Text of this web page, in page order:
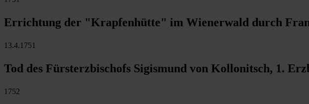
Errichtung der "Krapfenhütte" im Wienerwald durch
13.4.1751
Tod des Fürsterzbischofs Sigismund von Kollonitsch, 1.
1752